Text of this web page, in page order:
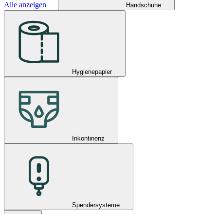
Alle anzeigen Handschuhe
Hygienepapier
Inkontinenz
Spendersysteme